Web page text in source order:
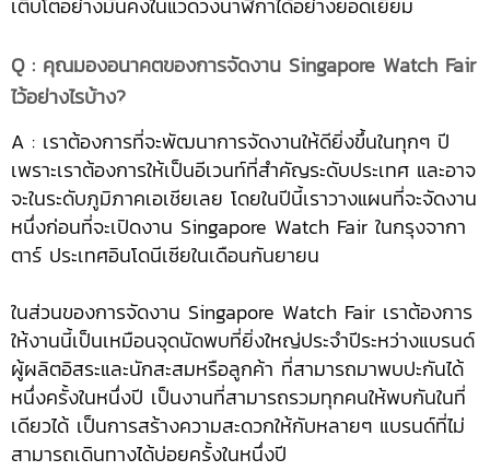
เติบโตอย่างมั่นคงในแวดวงนาฬิกาได้อย่างยอดเยี่ยม
Q : คุณมองอนาคตของการจัดงาน Singapore Watch Fair
ไว้อย่างไรบ้าง?
A : เราต้องการที่จะพัฒนาการจัดงานให้ดียิ่งขึ้นในทุกๆ ปี
เพราะเราต้องการให้เป็นอีเวนท์ที่สำคัญระดับประเทศ และอาจ
จะในระดับภูมิภาคเอเชียเลย โดยในปีนี้เราวางแผนที่จะจัดงาน
หนึ่งก่อนที่จะเปิดงาน Singapore Watch Fair ในกรุงจากา
ตาร์ ประเทศอินโดนีเซียในเดือนกันยายน
ในส่วนของการจัดงาน Singapore Watch Fair เราต้องการ
ให้งานนี้เป็นเหมือนจุดนัดพบที่ยิ่งใหญ่ประจำปีระหว่างแบรนด์
ผู้ผลิตอิสระและนักสะสมหรือลูกค้า ที่สามารถมาพบปะกันได้
หนึ่งครั้งในหนึ่งปี เป็นงานที่สามารถรวมทุกคนให้พบกันในที่
เดียวได้ เป็นการสร้างความสะดวกให้กับหลายๆ แบรนด์ที่ไม่
สามารถเดินทางได้บ่อยครั้งในหนึ่งปี